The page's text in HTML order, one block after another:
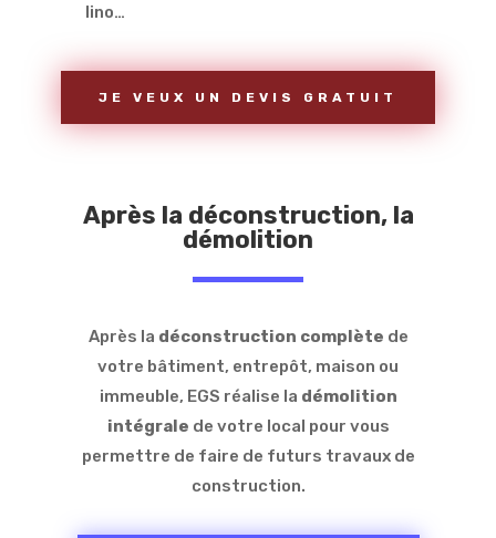
lino…
JE VEUX UN DEVIS GRATUIT
Après la déconstruction, la
démolition
Après la déconstruction complète de
votre bâtiment, entrepôt, maison ou
immeuble, EGS réalise la démolition
intégrale de votre local pour vous
permettre de faire de futurs travaux de
construction.